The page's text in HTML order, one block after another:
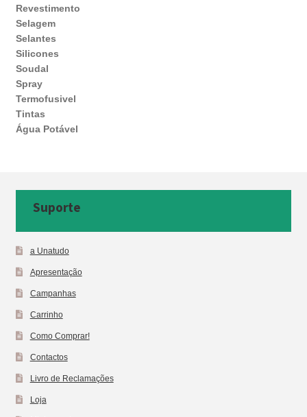
Revestimento
Selagem
Selantes
Silicones
Soudal
Spray
Termofusivel
Tintas
Água Potável
Suporte
a Unatudo
Apresentação
Campanhas
Carrinho
Como Comprar!
Contactos
Livro de Reclamações
Loja